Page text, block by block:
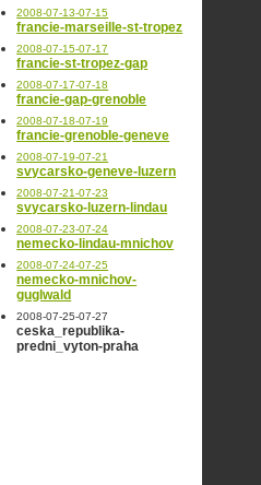
2008-07-13-07-15
francie-marseille-st-tropez
2008-07-15-07-17
francie-st-tropez-gap
2008-07-17-07-18
francie-gap-grenoble
2008-07-18-07-19
francie-grenoble-geneve
2008-07-19-07-21
svycarsko-geneve-luzern
2008-07-21-07-23
svycarsko-luzern-lindau
2008-07-23-07-24
nemecko-lindau-mnichov
2008-07-24-07-25
nemecko-mnichov-
guglwald
2008-07-25-07-27
ceska_republika-
predni_vyton-praha